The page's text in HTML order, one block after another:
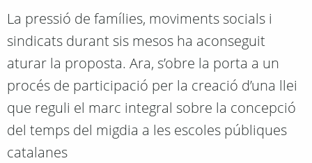
La pressió de famílies, moviments socials i
sindicats durant sis mesos ha aconseguit
aturar la proposta. Ara, s’obre la porta a un
procés de participació per la creació d’una llei
que reguli el marc integral sobre la concepció
del temps del migdia a les escoles públiques
catalanes